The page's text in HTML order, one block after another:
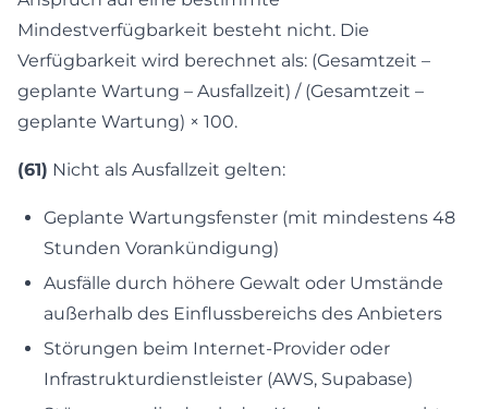
Mindestverfügbarkeit besteht nicht. Die
Verfügbarkeit wird berechnet als: (Gesamtzeit –
geplante Wartung – Ausfallzeit) / (Gesamtzeit –
geplante Wartung) × 100.
(61) Nicht als Ausfallzeit gelten:
Geplante Wartungsfenster (mit mindestens 48
Stunden Vorankündigung)
Ausfälle durch höhere Gewalt oder Umstände
außerhalb des Einflussbereichs des Anbieters
Störungen beim Internet-Provider oder
Infrastrukturdienstleister (AWS, Supabase)